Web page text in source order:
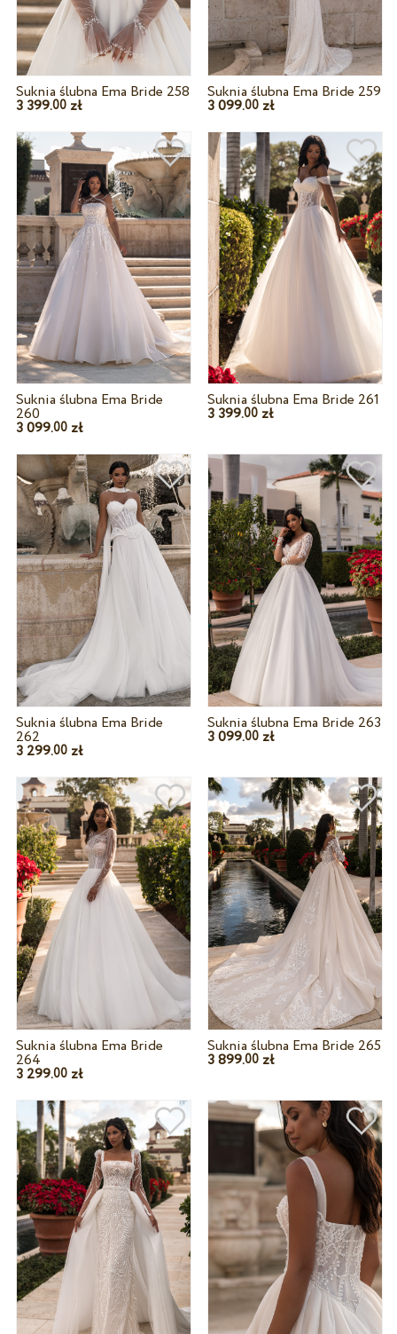
Suknia ślubna Ema Bride 258
3 399.00zł
Suknia ślubna Ema Bride 259
3 099.00 zł
Suknia ślubna Ema Bride
260
3 099.00zł
Suknia ślubna Ema Bride 261
3 399.00 zł
Suknia ślubna Ema Bride
262
3 299.00zł
Suknia ślubna Ema Bride 263
3 099.00 zł
Suknia ślubna Ema Bride
264
3 299.00zł
Suknia ślubna Ema Bride 265
3 899.00 zł